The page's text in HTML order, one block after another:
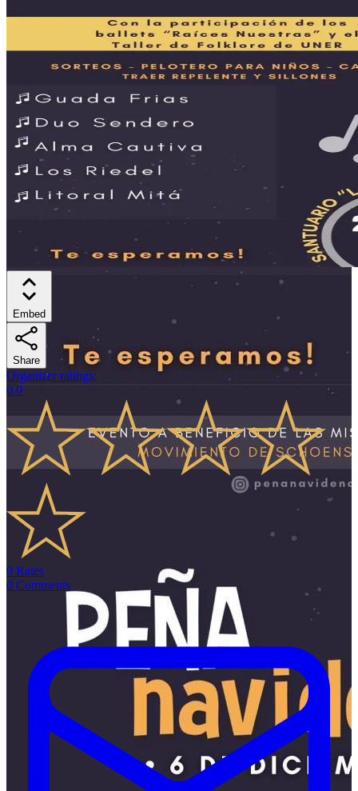
Embed
Share
Organizer ratings:
0.0
0 Rates
0 Comments